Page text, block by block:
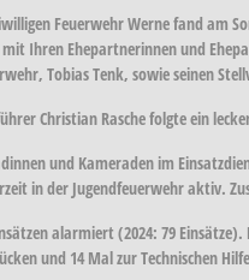
Feuerwehr Werne fand
Ihren Ehepartnerinnen und
Tobias Tenk, sowie seinen
Christian Rasche folgte ein
und Kameraden im
in der Jugendfeuerwehr aktiv.
alarmiert (2024: 79
und 14 Mal zur Technischen